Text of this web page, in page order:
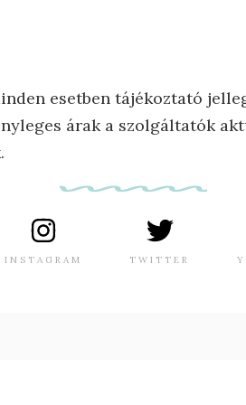
esetben tájékoztató
árak a szolgáltatók
INSTAGRAM TWITTER